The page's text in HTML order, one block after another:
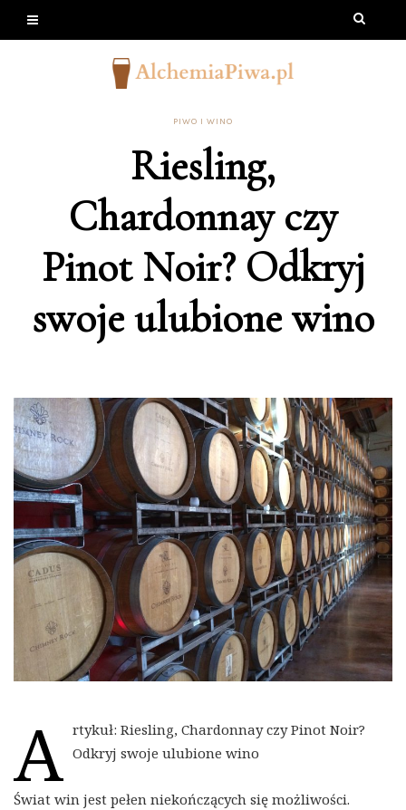
PIWO I WINO
Riesling,
Chardonnay czy
Pinot Noir? Odkryj
swoje ulubione wino
A rtykuł: Riesling, Chardonnay czy Pinot Noir?
Odkryj swoje ulubione wino
Świat win jest pełen niekończących się możliwości.